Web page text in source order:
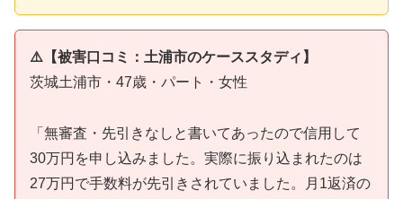
⚠️【被害口コミ：土浦市のケーススタディ】
茨城土浦市・47歳・パート・女性
「無審査・先引きなしと書いてあったので信用して
30万円を申し込みました。実際に振り込まれたのは
27万円で手数料が先引きされていました。月1返済の